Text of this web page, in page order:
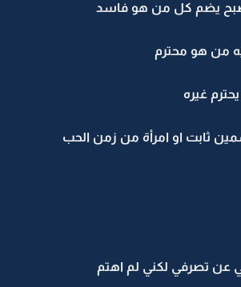
يضم كل من هو فاسد
من هو محترم
غيره
ثابت او امرأة من زمن الحب
عن تصرفي لكني لم اهتم